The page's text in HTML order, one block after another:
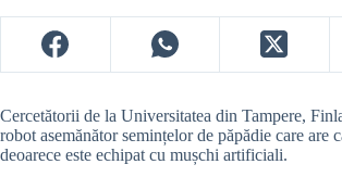
Cercetătorii de la Universitatea din Tampere,
robot asemănător semințelor de păpădie care are
deoarece este echipat cu mușchi artificiali.